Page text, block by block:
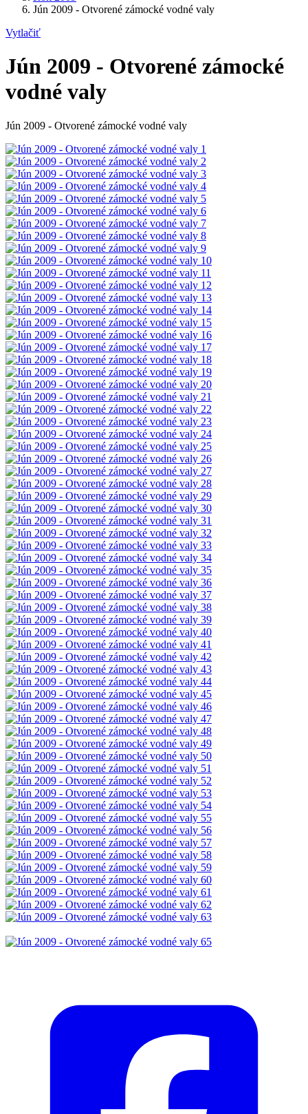
Jún 2009 - Otvorené zámocké vodné valy
Vytlačiť
Jún 2009 - Otvorené zámocké
vodné valy
Jún 2009 - Otvorené zámocké vodné valy